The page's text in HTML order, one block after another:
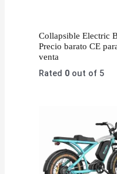
Collapsible Electric
Precio barato CE
venta
Rated 0 out of 5